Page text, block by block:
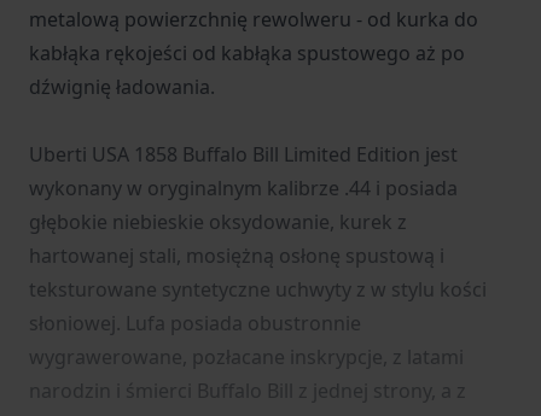
metalową powierzchnię rewolweru - od kurka do
kabłąka rękojeści od kabłąka spustowego aż po
dźwignię ładowania.
Uberti USA 1858 Buffalo Bill Limited Edition jest
wykonany w oryginalnym kalibrze .44 i posiada
głębokie niebieskie oksydowanie, kurek z
hartowanej stali, mosiężną osłonę spustową i
teksturowane syntetyczne uchwyty z w stylu kości
słoniowej. Lufa posiada obustronnie
wygrawerowane, pozłacane inskrypcje, z latami
narodzin i śmierci Buffalo Bill z jednej strony, a z